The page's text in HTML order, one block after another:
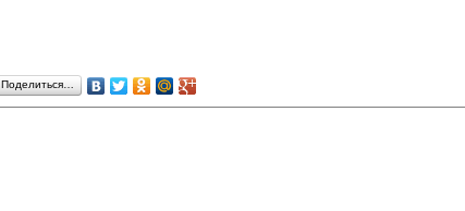
Поделиться…